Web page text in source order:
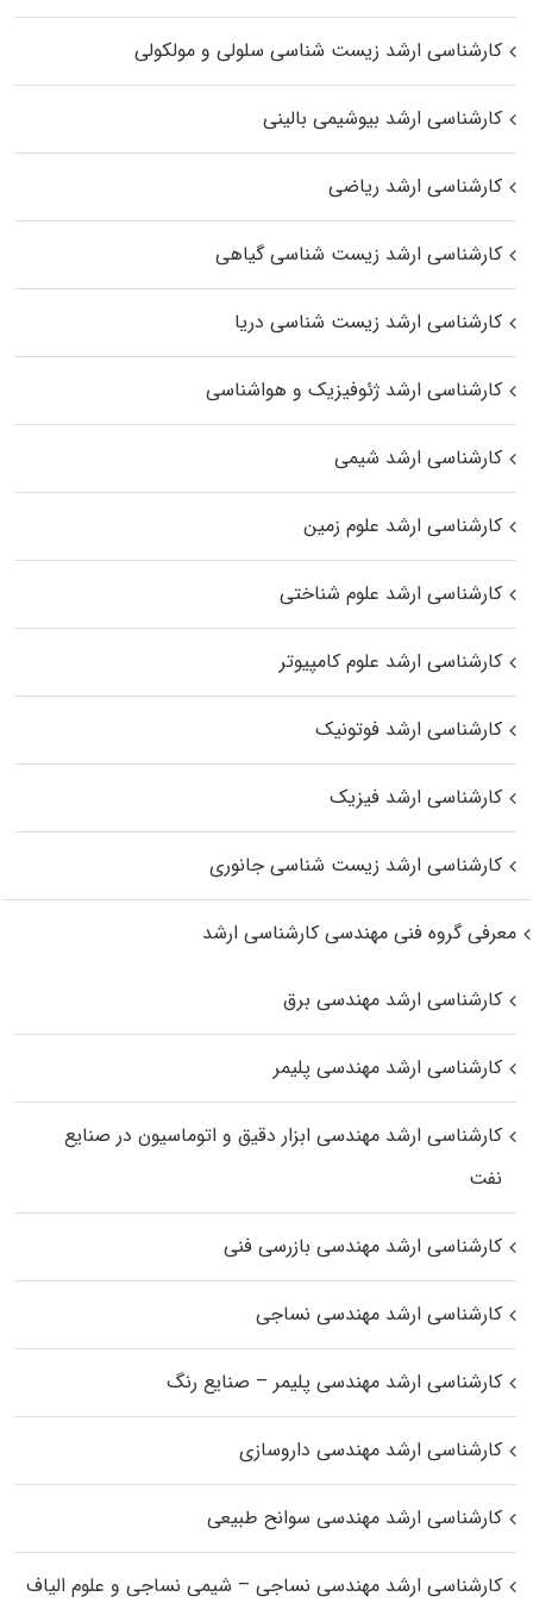
کارشناسی ارشد زیست شناسی سلولی و مولکولی
کارشناسی ارشد بیوشیمی بالینی
کارشناسی ارشد ریاضی
کارشناسی ارشد زیست‌ شناسی گیاهی
کارشناسی ارشد زیست‌ شناسی دریا
کارشناسی ارشد ژئوفیزیک و هواشناسی
کارشناسی ارشد شیمی
کارشناسی ارشد علوم زمین
کارشناسی ارشد علوم شناختی
کارشناسی ارشد علوم کامپیوتر
کارشناسی ارشد فوتونیک
کارشناسی ارشد فیزیک
کارشناسی ارشد زیست‌ شناسی جانوری
معرفی گروه فنی مهندسی کارشناسی ارشد
کارشناسی ارشد مهندسی برق
کارشناسی ارشد مهندسی پلیمر
کارشناسی ارشد مهندسی ابزار دقیق و اتوماسیون در صنایع
نفت
کارشناسی ارشد مهندسی بازرسی فنی
کارشناسی ارشد مهندسی نساجی
کارشناسی ارشد مهندسی پلیمر – صنایع رنگ
کارشناسی ارشد مهندسی داروسازی
کارشناسی ارشد مهندسی سوانح طبیعی
کارشناسی ارشد مهندسی نساجی – شیمی نساجی و علوم الیاف